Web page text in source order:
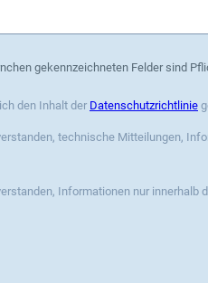
gekennzeichneten Felder sind
den Inhalt der Datenschutzrichtlinie
technische Mitteilungen,
Informationen nur innerhalb